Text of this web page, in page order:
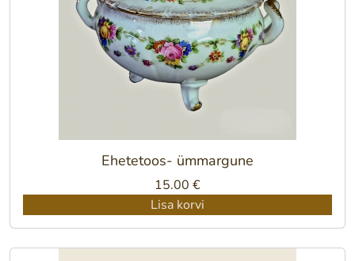
Ehetetoos- ümmargune
15.00 €
Lisa korvi